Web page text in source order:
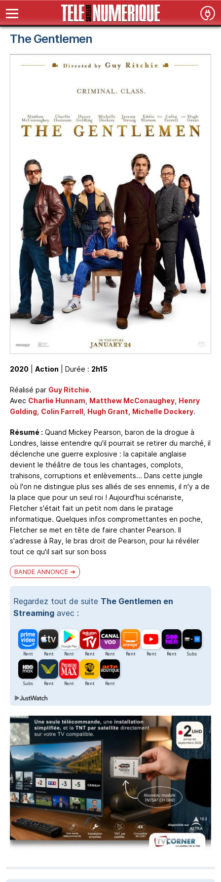
The Gentlemen
2020 Action | Durée : 2h15
Réalisé par Guy Ritchie.
Avec Charlie Hunnam Matthew McConaughey Henry
Golding Colin Farrell Hugh Grant Michelle Dockery.
Résumé : Quand Mickey Pearson, baron de la drogue à
Londres, laisse entendre qu'il pourrait se retirer du marché, il
déclenche une guerre explosive : la capitale anglaise
devient le théâtre de tous les chantages, complots,
trahisons, corruptions et enlèvements... Dans cette jungle
où l'on ne distingue plus ses alliés de ses ennemis, il n'y a de
la place que pour un seul roi ! Aujourd'hui scénariste,
Fletcher s'était fait un petit nom dans le piratage
informatique. Quelques infos compromettantes en poche,
Fletcher se met en tête de faire chanter Pearson. Il
s'adresse à Ray, le bras droit de Pearson, pour lui révéler
tout ce qu'il sait sur son boss
BANDE ANNONCE
Regardez tout de suite The Gentlemen en
Streaming avec :